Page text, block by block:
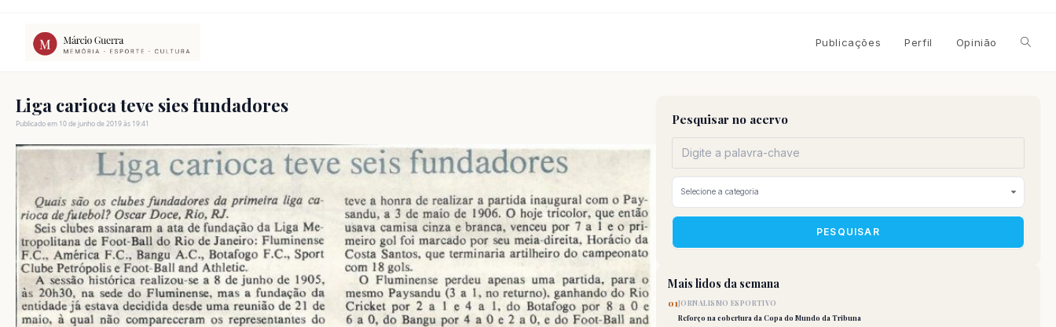
conteúdo
Publicações Perfil Opinião
site
Liga carioca teve sies fundadores
Publicado em 10 de junho de 2019 às 19:41 Pesquisar no acervo
PESQUISAR
Mais lidos da semana
01JORNALISMO ESPORTIVO
Reforço na cobertura da Copa do Mundo da Tribuna